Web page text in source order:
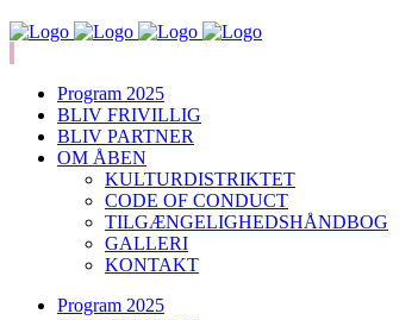
Program 2025
BLIV FRIVILLIG
BLIV PARTNER
OM ÅBEN
KULTURDISTRIKTET
CODE OF CONDUCT
TILGÆNGELIGHEDSHÅNDBOG
GALLERI
KONTAKT
Program 2025